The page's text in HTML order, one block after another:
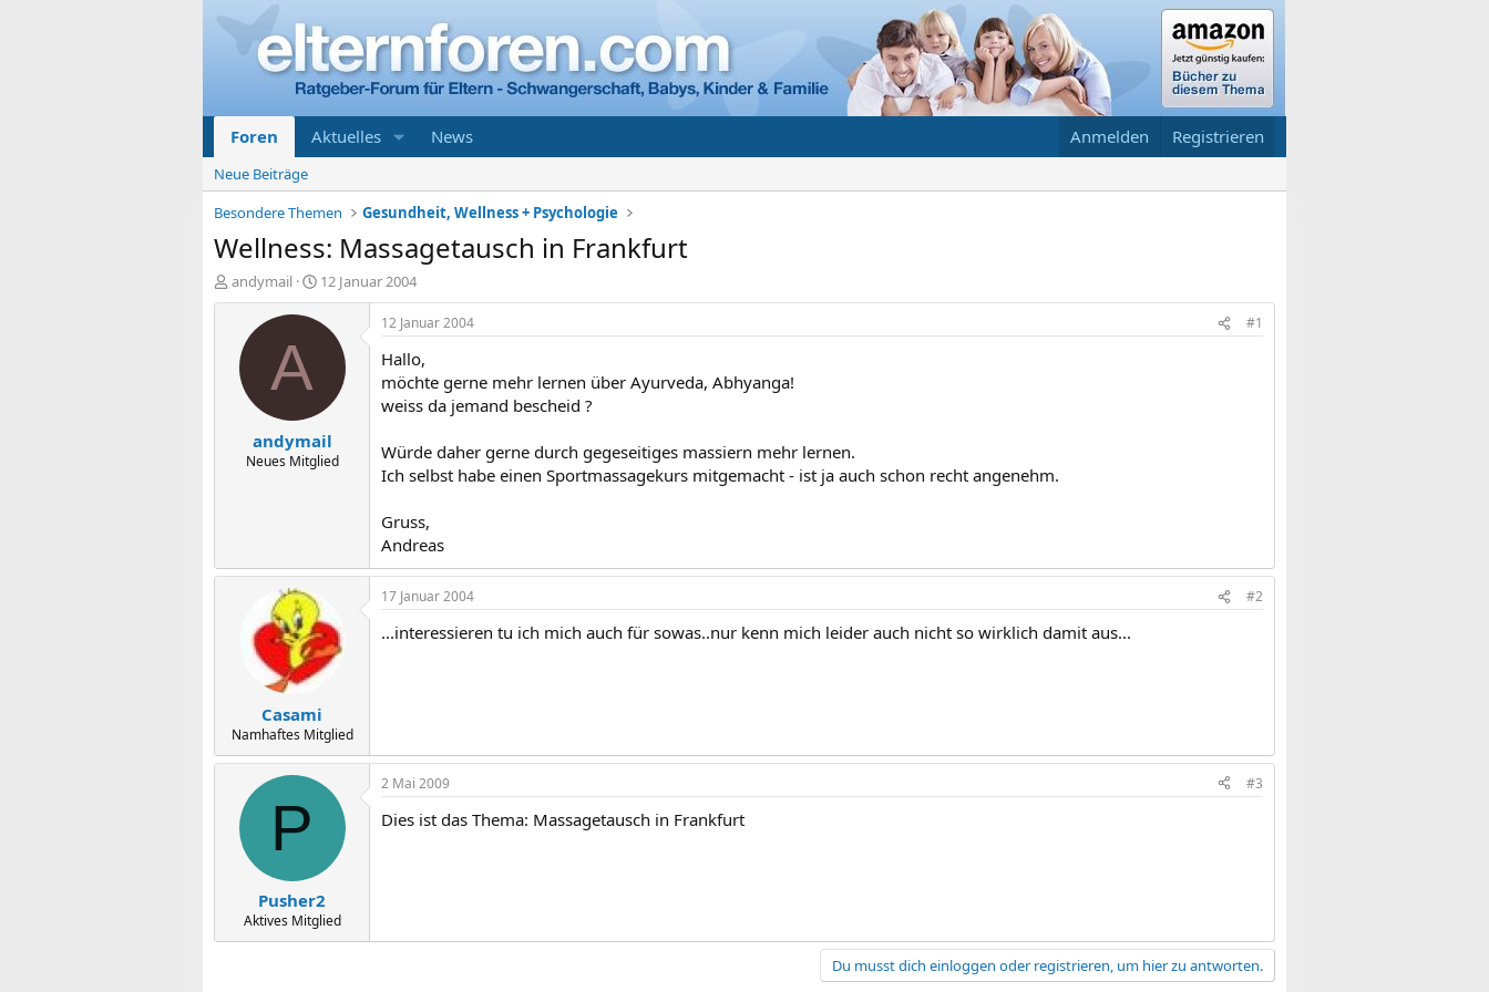
Foren Aktuelles News Anmelden Registrieren
Neue Beiträge
Besondere Themen
Gesundheit, Wellness + Psychologie
Wellness: Massagetausch in Frankfurt
E
r
andymail
E
r
s
t
a
m
12 Januar 2004
A
andymail
Neues Mitglied
12 Januar 2004 #1
Hallo,
möchte gerne mehr lernen über Ayurveda, Abhyanga!
weiss da jemand bescheid ?
Würde daher gerne durch gegeseitiges massiern mehr lernen.
Ich selbst habe einen Sportmassagekurs mitgemacht - ist ja auch schon recht angenehm.
Gruss,
Andreas
Casami
Namhaftes Mitglied
17 Januar 2004 #2
...interessieren tu ich mich auch für sowas..nur kenn mich leider auch nicht so wirklich damit aus...
P
Pusher2
Aktives Mitglied
2 Mai 2009 #3
Dies ist das Thema: Massagetausch in Frankfurt
Du musst dich einloggen oder registrieren, um hier zu antworten.